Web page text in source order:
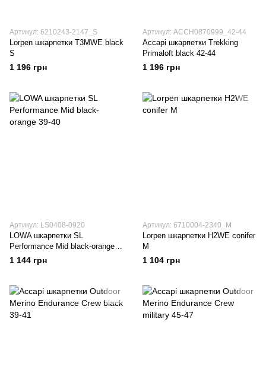
Артикул: 6210243-2147_S
Lorpen шкарпетки T3MWE black
S
1 196 грн
Артикул: ACCH0870999_42-44
Accapi шкарпетки Trekking
Primaloft black 42-44
1 196 грн
Артикул: LS0408-0920
LOWA шкарпетки SL
Performance Mid black-orange
39-40
1 144 грн
Артикул: 6710004-2340_M
Lorpen шкарпетки H2WE conifer
M
1 104 грн